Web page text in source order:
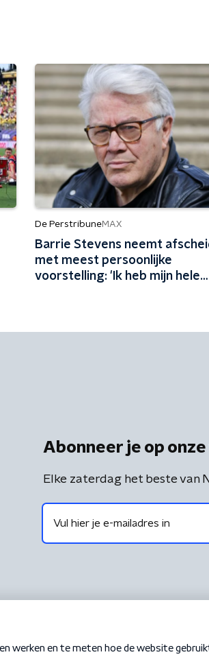
De PerstribuneMAX
Barrie Stevens neemt
met meest persoonlijke
voorstelling: 'Ik heb mijn hele
Abonneer je op
Elke zaterdag het beste van